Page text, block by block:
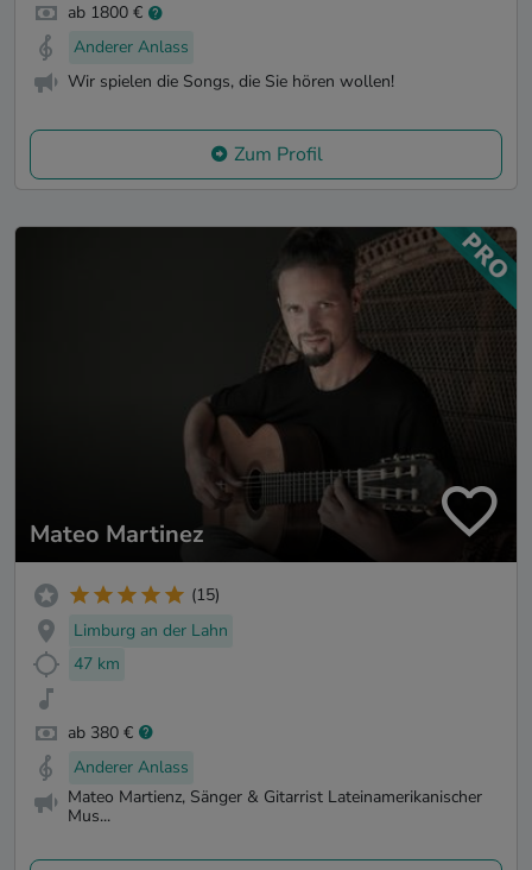
ab 1800 €
Anderer Anlass
Wir spielen die Songs, die Sie hören wollen!
Zum Profil
Mateo Martinez
(15)
Limburg an der Lahn
47 km
ab 380 €
Anderer Anlass
Mateo Martienz, Sänger & Gitarrist Lateinamerikanischer
Mus...